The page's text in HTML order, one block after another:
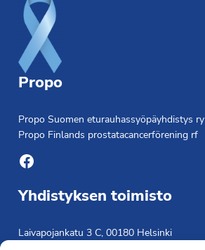
Propo
Propo Suomen eturauhassyöpäyhdistys ry
Propo Finlands prostatacancerförening rf
Facebook
Yhdistyksen toimisto
Laivapojankatu 3 C, 00180 Helsinki